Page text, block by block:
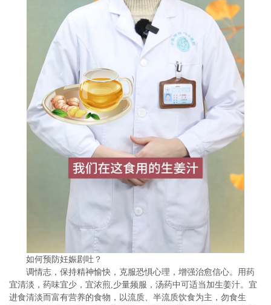
如何预防妊娠剧吐？
调情志，保持精神愉快，克服恐惧心理，增强治愈信心。用药
宜清淡，药味宜少，宜浓煎,少量频服，汤药中可适当加生姜汁。宜
进食清淡而富有营养的食物，以流质、半流质饮食为主，勿食生